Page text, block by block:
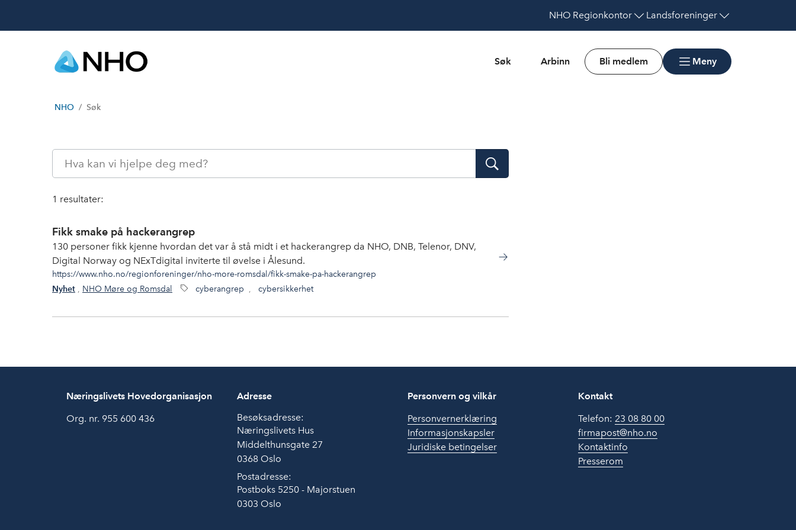
NHO Regionkontor Landsforeninger
Søk Arbinn Bli medlem Meny
NHO Søk
Søk
1 resultater:
Fikk smake på hackerangrep
130 personer fikk kjenne hvordan det var å stå midt i et hackerangrep da NHO, DNB, Telenor, DNV,
Digital Norway og NExTdigital inviterte til øvelse i Ålesund.
https://www.nho.no/regionforeninger/nho-more-romsdal/fikk-smake-pa-hackerangrep
Nyhet , NHO Møre og Romsdal cyberangrep , cybersikkerhet
Næringslivets Hovedorganisasjon
Org. nr. 955 600 436
Adresse
Besøksadresse:
Næringslivets Hus
Middelthunsgate 27
0368 Oslo
Postadresse:
Postboks 5250 - Majorstuen
0303 Oslo
Personvern og vilkår
Personvernerklæring
Informasjonskapsler
Juridiske betingelser
Kontakt
Telefon: 23 08 80 00
firmapost@nho.no
Kontaktinfo
Presserom